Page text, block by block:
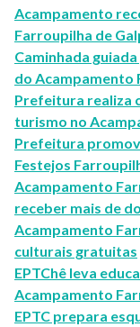
Acampamento
Farroupilha de
Caminhada
do Acampamento
Prefeitura realiza
turismo no
Prefeitura
Festejos
Acampamento
receber mais de
Acampamento
culturais gratuitas
EPTChê leva
Acampamento
EPTC prepara